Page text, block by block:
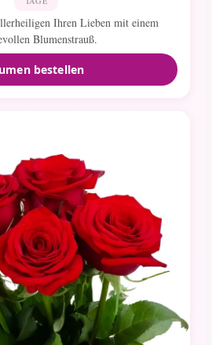
Ihren Lieben mit einem
Blumenstrauß.
bestellen